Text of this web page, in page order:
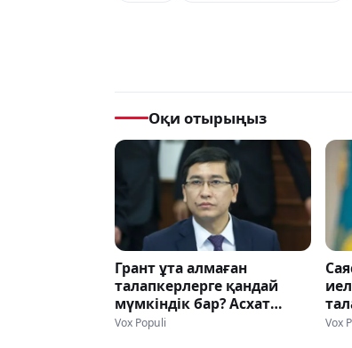
Оқи отырыңыз
Грант ұта алмаған
талапкерлерге қандай
мүмкіндік бар? Асхат
Аймағамбетов кеңес
Vox Populi Vox